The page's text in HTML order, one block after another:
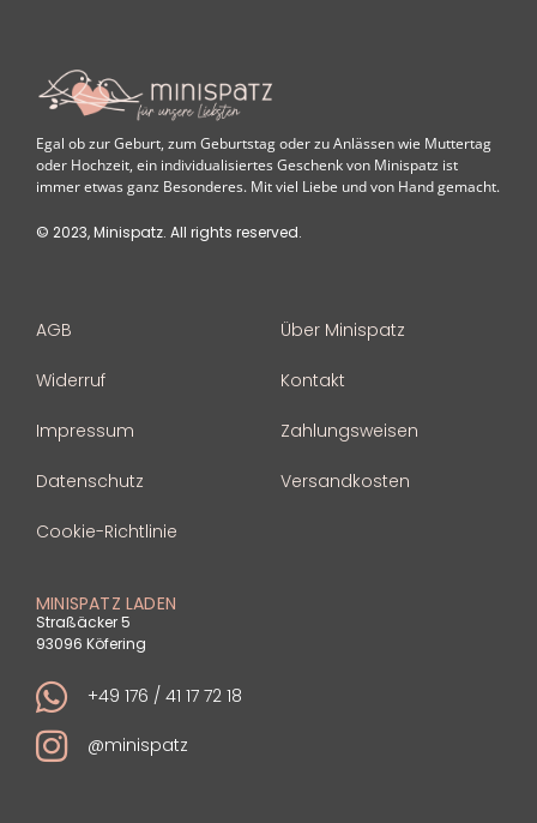
Egal ob zur Geburt, zum Geburtstag oder zu Anlässen wie Muttertag
oder Hochzeit, ein individualisiertes Geschenk von Minispatz ist
immer etwas ganz Besonderes. Mit viel Liebe und von Hand gemacht.
© 2023, Minispatz. All rights reserved.
AGB
Widerruf
Impressum
Datenschutz
Cookie-Richtlinie
Über Minispatz
Kontakt
Zahlungsweisen
Versandkosten
MINISPATZ LADEN
Straßäcker 5
93096 Köfering
+49 176 / 41 17 72 18
@minispatz